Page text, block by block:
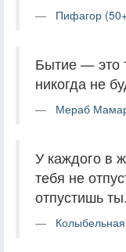
Пифагор
Бытие — это
никогда не
Мераб
У каждого в
тебя не
отпустишь ты.